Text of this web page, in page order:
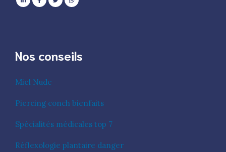
Nos conseils
Miel Nude
Piercing conch bienfaits
Spécialités médicales top 7
Réflexologie plantaire danger